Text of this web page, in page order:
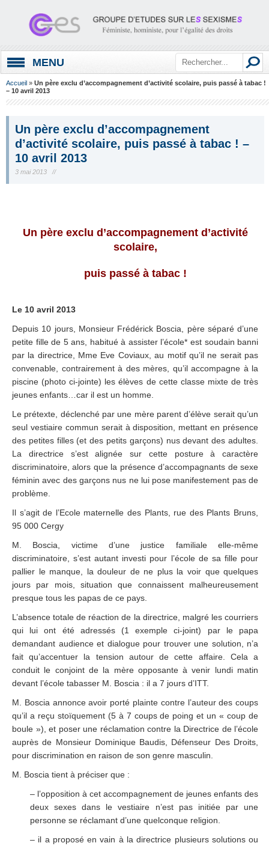
MENU
Accueil » Un père exclu d’accompagnement d’activité scolaire, puis passé à tabac !
– 10 avril 2013
Un père exclu d’accompagnement
d’activité scolaire, puis passé à tabac ! –
10 avril 2013
3 mai 2013 //
Un père exclu d’accompagnement d’activité
scolaire,
puis passé à tabac !
Le 10 avril 2013
Depuis 10 jours, Monsieur Frédérick Boscia, père séparé d’une
petite fille de 5 ans, habitué à assister l’école* est soudain banni
par la directrice, Mme Eve Coviaux, au motif qu’il ne serait pas
convenable, contrairement à des mères, qu’il accompagne à la
piscine (photo ci-jointe) les élèves de cette classe mixte de très
jeunes enfants…car il est un homme.
Le prétexte, déclenché par une mère parent d’élève serait qu’un
seul vestiaire commun serait à disposition, mettant en présence
des petites filles (et des petits garçons) nus devant des adultes.
La directrice s’est alignée sur cette posture à caractère
discriminatoire, alors que la présence d’accompagnants de sexe
féminin avec des garçons nus ne lui pose manifestement pas de
problème.
Il s’agit de l’Ecole maternelle des Plants, rue des Plants Bruns,
95 000 Cergy
M. Boscia, victime d’une justice familiale elle-même
discriminatoire, s’est autant investi pour l’école de sa fille pour
pallier le manque, la douleur de ne plus la voir que quelques
jours par mois, situation que connaissent malheureusement
presque tous les papas de ce pays.
L’absence totale de réaction de la directrice, malgré les courriers
qui lui ont été adressés (1 exemple ci-joint) par le papa
demandant audience et dialogue pour trouver une solution, n’a
fait qu’accentuer la tension autour de cette affaire. Cela a
conduit le conjoint de la mère opposante à venir lundi matin
devant l’école tabasser M. Boscia : il a 7 jours d’ITT.
M. Boscia annonce avoir porté plainte contre l’auteur des coups
qu’il a reçu stoïquement (5 à 7 coups de poing et un « coup de
boule »), et poser une réclamation contre la Directrice de l’école
auprès de Monsieur Dominique Baudis, Défenseur Des Droits,
pour discrimination en raison de son genre masculin.
M. Boscia tient à préciser que :
– l’opposition à cet accompagnement de jeunes enfants des
deux sexes dans le vestiaire n’est pas initiée par une
personne se réclamant d’une quelconque religion.
– il a proposé en vain à la directrice plusieurs solutions ou